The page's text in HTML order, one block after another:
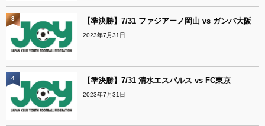
【準決勝】7/31 ファジアーノ岡山 vs ガンバ大阪
2023年7月31日
3
【準決勝】7/31 清水エスパルス vs FC東京
2023年7月31日
4